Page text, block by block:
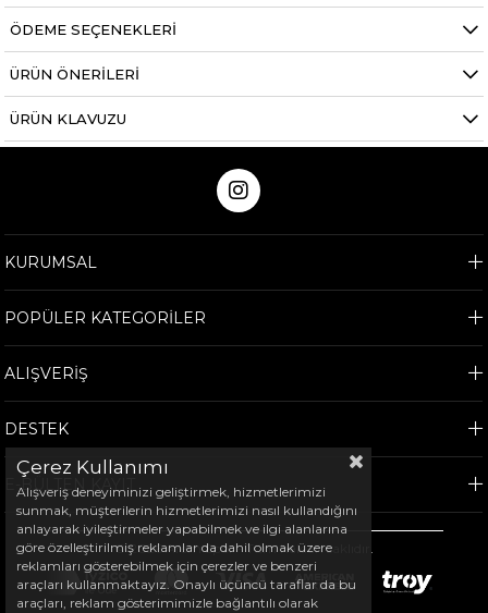
ÖDEME SEÇENEKLERI
ÜRÜN ÖNERILERI
ÜRÜN KLAVUZU
KURUMSAL
POPÜLER KATEGORİLER
ALIŞVERİŞ
DESTEK
E-BÜLTEN KAYIT
©2026Arem Spor - Tüm hakları saklıdır.
Çerez Kullanımı
Alışveriş deneyiminizi geliştirmek, hizmetlerimizi
sunmak, müşterilerin hizmetlerimizi nasıl kullandığını
anlayarak iyileştirmeler yapabilmek ve ilgi alanlarına
göre özelleştirilmiş reklamlar da dahil olmak üzere
reklamları gösterebilmek için çerezler ve benzeri
araçları kullanmaktayız. Onaylı üçüncü taraflar da bu
araçları, reklam gösterimimizle bağlantılı olarak